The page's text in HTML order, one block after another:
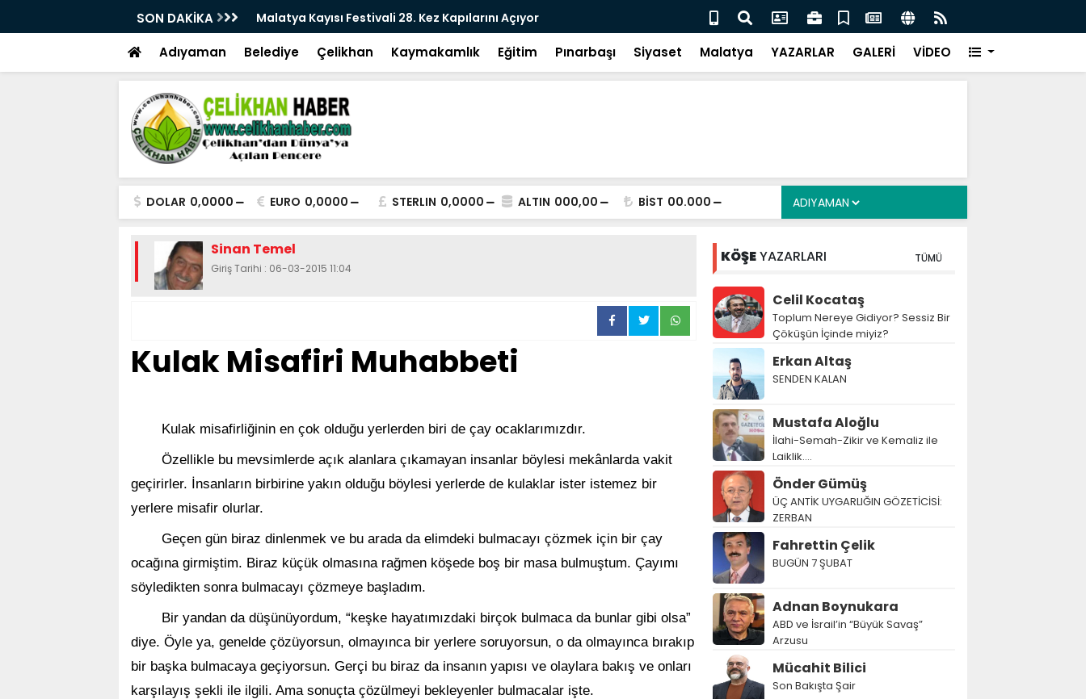
SON DAKİKA
Kez Kapılarını Açıyor Vesayetten Siyasete: DEM Parti’nin Tarihi Sınavı Milletvekili Alkayış, Cibuti’de diplomatik temaslarda bulundu
Adıyaman Belediye Çelikhan Kaymakamlık Eğitim Pınarbaşı Siyaset Malatya YAZARLAR GALERİ VİDEO
DOLAR 0,0000 EURO 0,0000 STERLIN 0,0000 ALTIN 000,00 BİST 00.000
Sinan Temel
Giriş Tarihi : 06-03-2015 11:04
Kulak Misafiri Muhabbeti
Kulak misafirliğinin en çok olduğu yerlerden biri de çay ocaklarımızdır.
Özellikle bu mevsimlerde açık alanlara çıkamayan insanlar böylesi mekânlarda vakit
geçirirler. İnsanların birbirine yakın olduğu böylesi yerlerde de kulaklar ister istemez bir
yerlere misafir olurlar.
Geçen gün biraz dinlenmek ve bu arada da elimdeki bulmacayı çözmek için bir çay
ocağına girmiştim. Biraz küçük olmasına rağmen köşede boş bir masa bulmuştum. Çayımı
söyledikten sonra bulmacayı çözmeye başladım.
Bir yandan da düşünüyordum, “keşke hayatımızdaki birçok bulmaca da bunlar gibi olsa”
diye. Öyle ya, genelde çözüyorsun, olmayınca bir yerlere soruyorsun, o da olmayınca bırakıp
bir başka bulmacaya geçiyorsun. Gerçi bu biraz da insanın yapısı ve olaylara bakış ve onları
karşılayış şekli ile ilgili. Ama sonuçta çözülmeyi bekleyenler bulmacalar işte.
KÖŞEYAZARLARI TÜMÜ
Celil Kocataş
Toplum Nereye Gidiyor? Sessiz Bir
Çöküşün İçinde miyiz?
Erkan Altaş
SENDEN KALAN
Mustafa Aloğlu
İlahi-Semah-Zikir ve Kemaliz ile
Laiklik….
Önder Gümüş
ÜÇ ANTİK UYGARLIĞIN GÖZETİCİSİ:
ZERBAN
Fahrettin Çelik
BUGÜN 7 ŞUBAT
Adnan Boynukara
ABD ve İsrail’in “Büyük Savaş”
Arzusu
Mücahit Bilici
Son Bakışta Şair